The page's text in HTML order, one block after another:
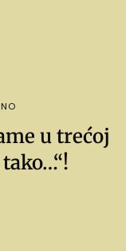
u trećoj